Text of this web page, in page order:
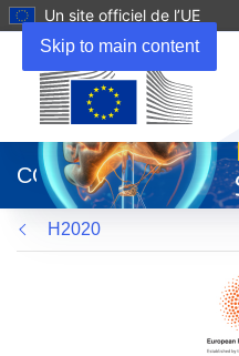
Skip to main content
Un site officiel de l’UE
dans
une
nouvelle
fenêtre)
CORDIS
H2020